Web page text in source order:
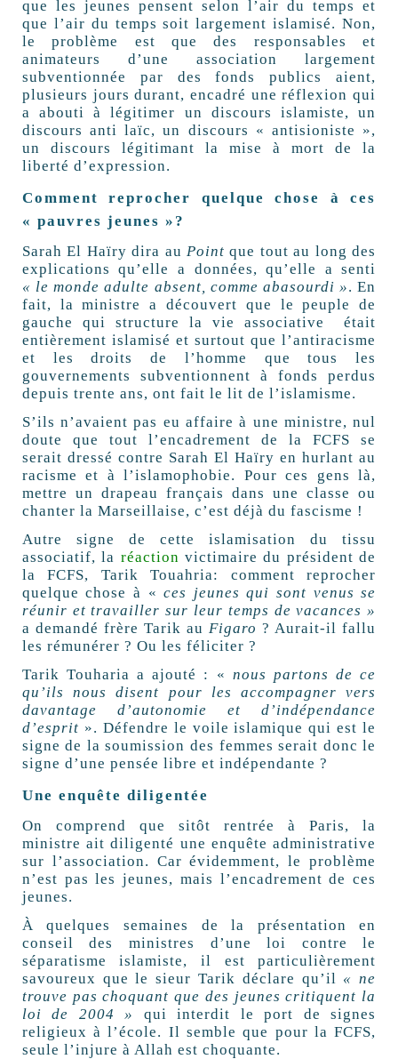
que les jeunes pensent selon l’air du temps et
que l’air du temps soit largement islamisé. Non,
le problème est que des responsables et
animateurs d’une association largement
subventionnée par des fonds publics aient,
plusieurs jours durant, encadré une réflexion qui
a abouti à légitimer un discours islamiste, un
discours anti laïc, un discours « antisioniste »,
un discours légitimant la mise à mort de la
liberté d’expression.
Comment reprocher quelque chose à ces
« pauvres jeunes »?
Sarah El Haïry dira au Point que tout au long des
explications qu’elle a données, qu’elle a senti
« le monde adulte absent, comme abasourdi ». En
fait, la ministre a découvert que le peuple de
gauche qui structure la vie associative
était
entièrement islamisé et surtout que l’antiracisme
et les droits de l’homme que tous les
gouvernements subventionnent à fonds perdus
depuis trente ans, ont fait le lit de l’islamisme.
S’ils n’avaient pas eu affaire à une ministre, nul
doute que tout l’encadrement de la FCFS se
serait dressé contre Sarah El Haïry en hurlant au
racisme et à l’islamophobie. Pour ces gens là,
mettre un drapeau français dans une classe ou
chanter la Marseillaise, c’est déjà du fascisme !
Autre signe de cette islamisation du tissu
associatif, la réaction victimaire du président de
la FCFS, Tarik Touahria: comment reprocher
quelque chose à «ces jeunes qui sont venus se
réunir et travailler sur leur temps de vacances »
a demandé frère Tarik au Figaro? Aurait-il fallu
les rémunérer ? Ou les féliciter ?
Tarik Touharia a ajouté : « nous partons de ce
qu’ils nous disent pour les accompagner vers
davantage d’autonomie et d’indépendance
d’esprit ». Défendre le voile islamique qui est le
signe de la soumission des femmes serait donc le
signe d’une pensée libre et indépendante ?
Une enquête diligentée
On comprend que sitôt rentrée à Paris, la
ministre ait diligenté une enquête administrative
sur l’association. Car évidemment, le problème
n’est pas les jeunes, mais l’encadrement de ces
jeunes.
À quelques semaines de la présentation en
conseil des ministres d’une loi contre le
séparatisme islamiste, il est particulièrement
savoureux que le sieur Tarik déclare qu’il « ne
trouve pas choquant que des jeunes critiquent la
loi de 2004 »
qui interdit le port de signes
religieux à l’école. Il semble que pour la FCFS,
seule l’injure à Allah est choquante.